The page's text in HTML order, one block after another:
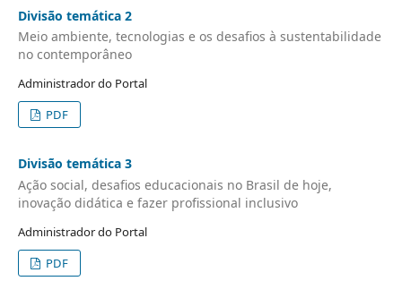
Divisão temática 2
Meio ambiente, tecnologias e os desafios à sustentabilidade
no contemporâneo
Administrador do Portal
PDF
Divisão temática 3
Ação social, desafios educacionais no Brasil de hoje,
inovação didática e fazer profissional inclusivo
Administrador do Portal
PDF